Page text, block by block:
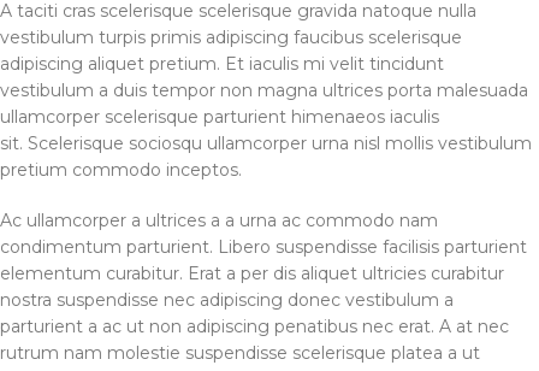
A taciti cras scelerisque scelerisque gravida natoque nulla
vestibulum turpis primis adipiscing faucibus scelerisque
adipiscing aliquet pretium. Et iaculis mi velit tincidunt
vestibulum a duis tempor non magna ultrices porta malesuada
ullamcorper scelerisque parturient himenaeos iaculis
sit. Scelerisque sociosqu ullamcorper urna nisl mollis vestibulum
pretium commodo inceptos.
Ac ullamcorper a ultrices a a urna ac commodo nam
condimentum parturient. Libero suspendisse facilisis parturient
elementum curabitur. Erat a per dis aliquet ultricies curabitur
nostra suspendisse nec adipiscing donec vestibulum a
parturient a ac ut non adipiscing penatibus nec erat. A at nec
rutrum nam molestie suspendisse scelerisque platea a ut